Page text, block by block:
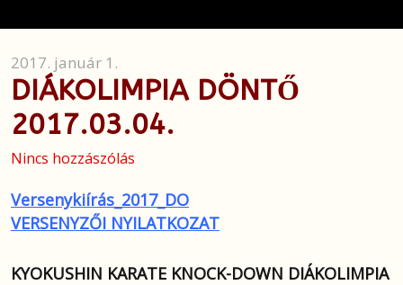
2017. január 1.
DIÁKOLIMPIA DÖNTŐ
2017.03.04.
Nincs hozzászólás
Versenykiírás_2017_DO
VERSENYZŐI NYILATKOZAT
KYOKUSHIN KARATE KNOCK-DOWN DIÁKOLIMPIA